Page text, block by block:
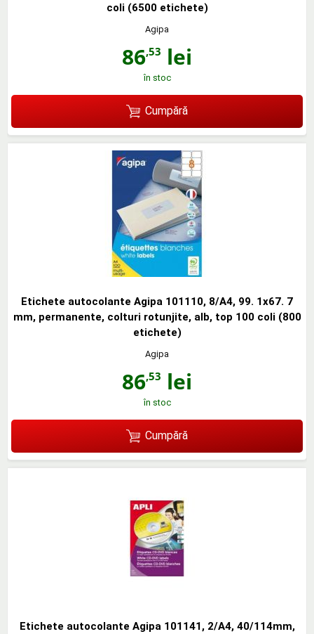
coli (6500 etichete)
Agipa
86,53 lei
în stoc
Cumpără
Etichete autocolante Agipa 101110, 8/A4, 99. 1x67. 7
mm, permanente, colturi rotunjite, alb, top 100 coli (800
etichete)
Agipa
86,53 lei
în stoc
Cumpără
Etichete autocolante Agipa 101141, 2/A4, 40/114mm,